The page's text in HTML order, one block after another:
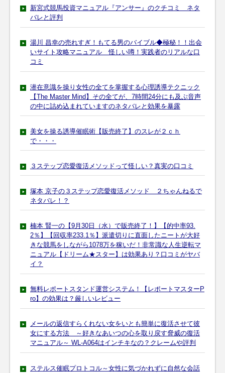
新宮式競馬投資マニュアル『アンサー』のクチコミ ネタ
バレと評判
湯川 昌幸の売れすぎ！もてる男のバイブル◆極秘！！出会
いサイト攻略マニュアル 怪しい噂！実践者のリアルな口
コミ
潜在意識を操り女性の全てを掌握する心理誘導テクニック
【The Master Mind】その全てが、7時間24分にも及ぶ音声
の中に詰め込まれていますのネタバレと効果を暴露
美女を操る誘導催眠術【販売終了】のスレが２ｃｈ
で・・・
３ステップ恋愛復活メソッドって怪しい？真実の口コミ
塚本 京子の３ステップ恋愛復活メソッド ２ちゃんねるで
ネタバレ！？
楠本 賢一の【9月30日（水）で販売終了！】【的中率93.
2％】【回収率233.1％】派遣切りに直面したニートが大好
きな競馬をしながら1078万を稼いだ！非常識な人生逆転マ
ニュアル【ドリーム★スター】は効果あり？口コミがヤバ
イ？
無料レポートスタンド運営システム！【レポートマスターP
ro】の効果は？厳しいレビュー
メールの返信すらくれない女をいとも簡単に復活させて彼
女にする方法 ～好きなあいつの心を取り戻す脅威の復活
マニュアル～ WL-A064はインチキなの？クレームや評判
ステルス催眠プロトコル～女性に気づかれずに自然な会話